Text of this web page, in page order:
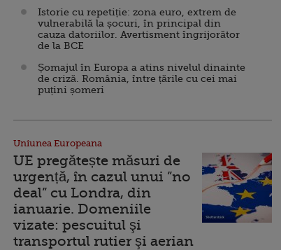
Istorie cu repetiție: zona euro, extrem de
vulnerabilă la șocuri, în principal din
cauza datoriilor. Avertisment îngrijorător
de la BCE
Șomajul în Europa a atins nivelul dinainte
de criză. România, între țările cu cei mai
puțini șomeri
Uniunea Europeana
UE pregătește măsuri de
urgență, în cazul unui ”no
deal” cu Londra, din
ianuarie. Domeniile
vizate: pescuitul şi
transportul rutier şi aerian